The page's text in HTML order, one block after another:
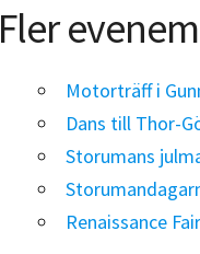
Fler
Motorträff i
Dans till Thor-
Storumans
Renaissance